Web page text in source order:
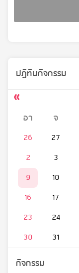
ปฏิทินกิจกรรม
อา
จ
26 27
2
3
9
10
16
17
23
24
30
31
กิจกรรม